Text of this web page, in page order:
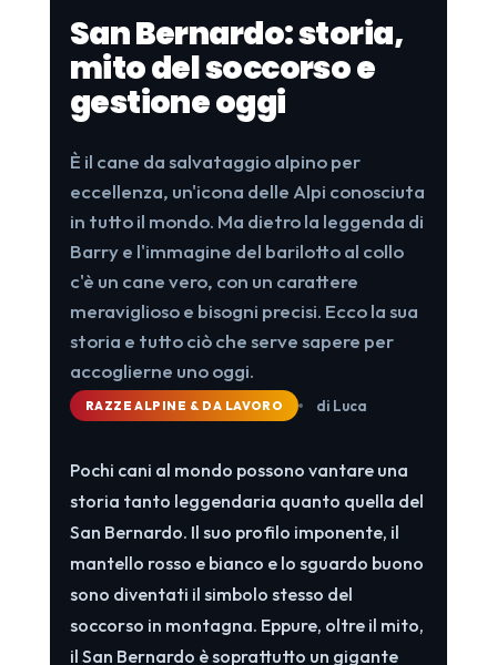
San Bernardo: storia,
mito del soccorso e
gestione oggi
È il cane da salvataggio alpino per
eccellenza, un'icona delle Alpi conosciuta
in tutto il mondo. Ma dietro la leggenda di
Barry e l'immagine del barilotto al collo
c'è un cane vero, con un carattere
meraviglioso e bisogni precisi. Ecco la sua
storia e tutto ciò che serve sapere per
accoglierne uno oggi.
RAZZE ALPINE & DA LAVORO di Luca
Pochi cani al mondo possono vantare una
storia tanto leggendaria quanto quella del
San Bernardo. Il suo profilo imponente, il
mantello rosso e bianco e lo sguardo buono
sono diventati il simbolo stesso del
soccorso in montagna. Eppure, oltre il mito,
il San Bernardo è soprattutto un gigante